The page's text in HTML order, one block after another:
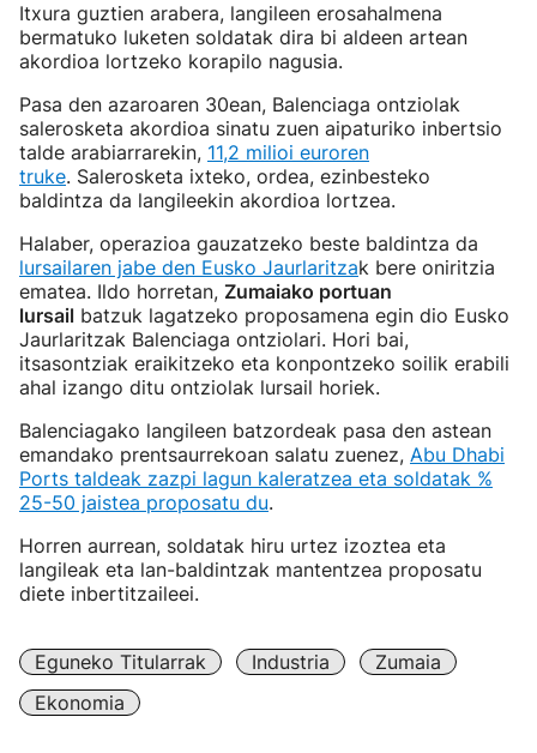
Itxura guztien arabera, langileen erosahalmena
bermatuko luketen soldatak dira bi aldeen artean
akordioa lortzeko korapilo nagusia.
Pasa den azaroaren 30ean, Balenciaga ontziolak
salerosketa akordioa sinatu zuen aipaturiko inbertsio
talde arabiarrarekin, 11,2 milioi euroren
truke. Salerosketa ixteko, ordea, ezinbesteko
baldintza da langileekin akordioa lortzea.
Halaber, operazioa gauzatzeko beste baldintza da
lursailaren jabe den Eusko Jaurlaritzak bere oniritzia
ematea. Ildo horretan, Zumaiako portuan
lursail batzuk lagatzeko proposamena egin dio Eusko
Jaurlaritzak Balenciaga ontziolari. Hori bai,
itsasontziak eraikitzeko eta konpontzeko soilik erabili
ahal izango ditu ontziolak lursail horiek.
Balenciagako langileen batzordeak pasa den astean
emandako prentsaurrekoan salatu zuenez, Abu Dhabi
Ports taldeak zazpi lagun kaleratzea eta soldatak %
25-50 jaistea proposatu du.
Horren aurrean, soldatak hiru urtez izoztea eta
langileak eta lan-baldintzak mantentzea proposatu
diete inbertitzaileei.
Eguneko Titularrak Industria
Zumaia
Ekonomia